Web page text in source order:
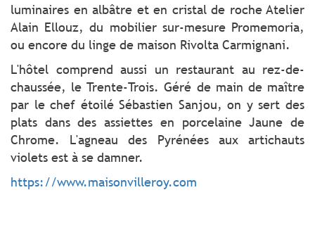
luminaires en albâtre et en cristal de roche Atelier
Alain Ellouz, du mobilier sur-mesure Promemoria,
ou encore du linge de maison Rivolta Carmignani.
L'hôtel comprend aussi un restaurant au rez-de-
chaussée, le Trente-Trois. Géré de main de maître
par le chef étoilé Sébastien Sanjou, on y sert des
plats dans des assiettes en porcelaine Jaune de
Chrome. L'agneau des Pyrénées aux artichauts
violets est à se damner.
https://www.maisonvilleroy.com